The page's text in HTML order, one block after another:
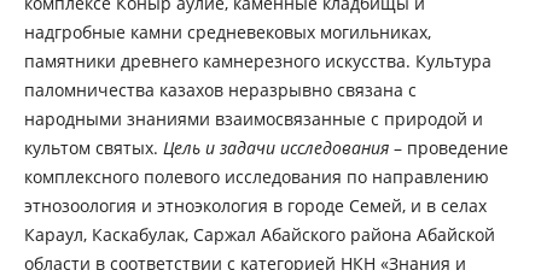
надгробные камни средневековых могильниках,
памятники древнего камнерезного искусства. Культура
паломничества казахов неразрывно связана с
народными знаниями взаимосвязанные с природой и
культом святых. Цель и задачи исследования– проведение
комплексного полевого исследования по направлению
этнозоология и этноэкология в городе Семей, и в селах
Караул, Каскабулак, Саржал Абайского района Абайской
области в соответствии с категорией НКН «Знания и